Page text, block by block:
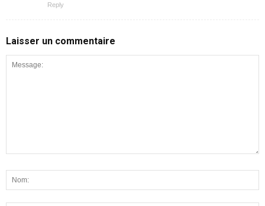
Reply
Laisser un commentaire